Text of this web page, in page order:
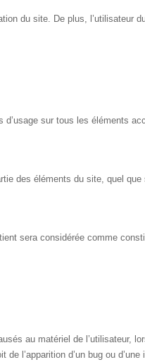
du site. De plus, l’utilisateur
sur tous les éléments
des éléments du site, quel
sera considérée comme
au matériel de l’utilisateur,
l’apparition d’un bug ou d’une